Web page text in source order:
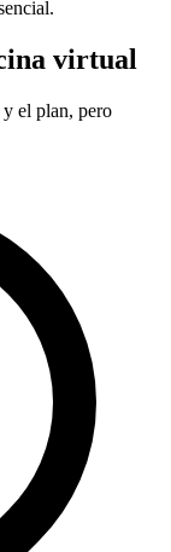
virtual
el plan, pero